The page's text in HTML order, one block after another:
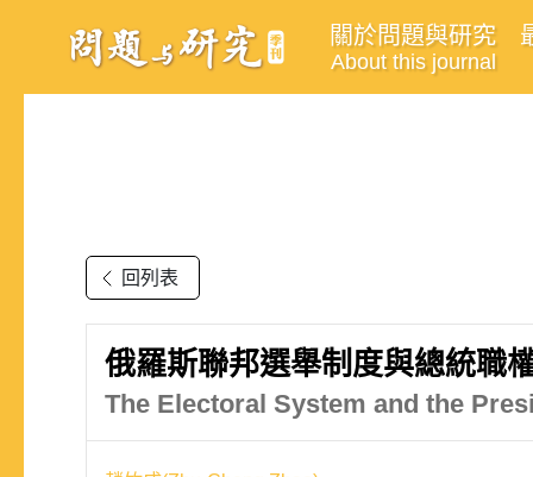
關於問題與研究
About this journal
回列表
俄羅斯聯邦選舉制度與總統職
The Electoral System and the